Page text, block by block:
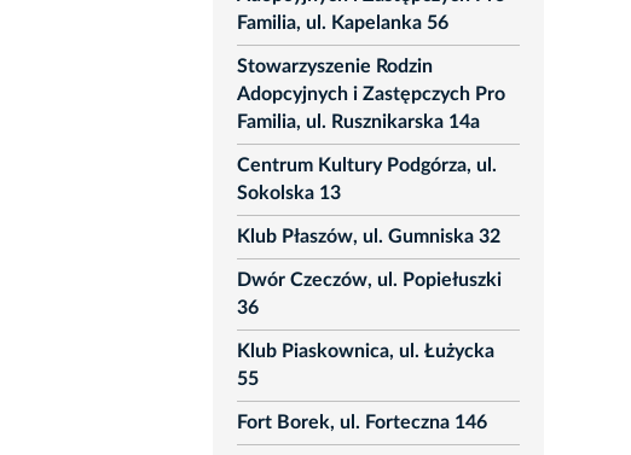
Familia, ul. Kapelanka 56
Stowarzyszenie Rodzin
Adopcyjnych i Zastępczych Pro
Familia, ul. Rusznikarska 14a
Centrum Kultury Podgórza, ul.
Sokolska 13
Klub Płaszów, ul. Gumniska 32
Dwór Czeczów, ul. Popiełuszki
36
Klub Piaskownica, ul. Łużycka
55
Fort Borek, ul. Forteczna 146